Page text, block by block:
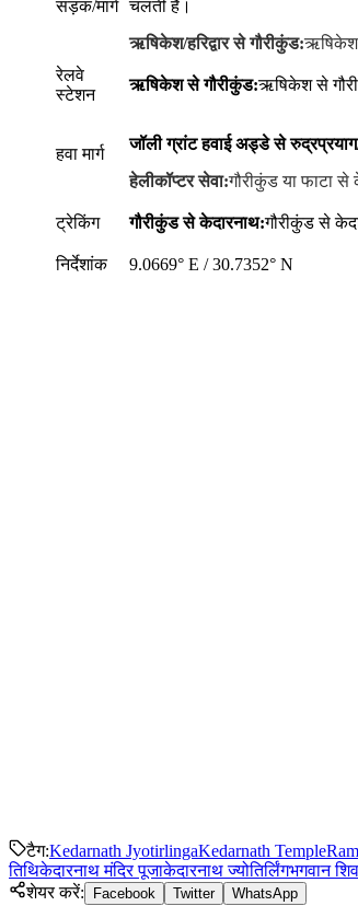
सड़क/मार्ग चलती हैं।
ऋषिकेश/हरिद्वार से गौरीकुंड:ऋषिकेश
रेलवे
स्टेशन
ऋषिकेश से गौरीकुंड:ऋषिकेश से
हवा मार्ग
जॉली ग्रांट हवाई अड्डे से
हेलीकॉप्टर सेवा:गौरीकुंड या फाटा से
ट्रेकिंग गौरीकुंड से केदारनाथ:गौरीकुंड से
निर्देशांक 9.0669° E / 30.7352° N
टैग:Kedarnath JyotirlingaKedarnath Temple
तिथिकेदारनाथ मंदिर पूजाकेदारनाथ ज्योतिर्लिंगभगवान शिव
शेयर करें: Facebook Twitter WhatsApp